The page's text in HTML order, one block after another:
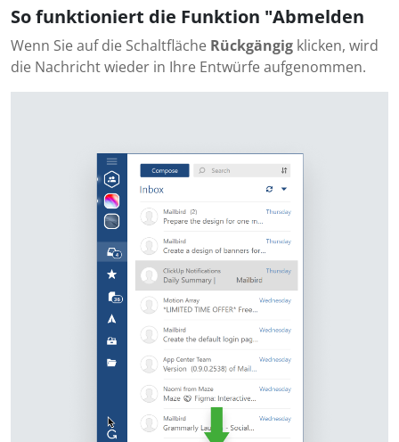
So funktioniert die Funktion "Abmelden
Wenn Sie auf die Schaltfläche Rückgängig klicken, wird
die Nachricht wieder in Ihre Entwürfe aufgenommen.